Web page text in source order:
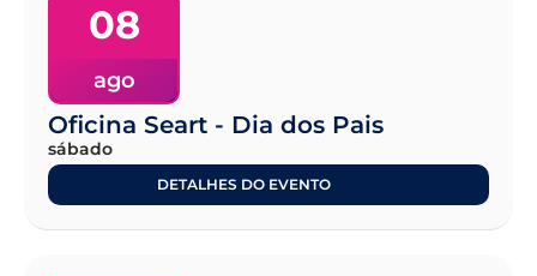
08
ago
Oficina Seart - Dia dos Pais
sábado
DETALHES DO EVENTO